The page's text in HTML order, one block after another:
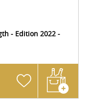
- Edition 2022 -